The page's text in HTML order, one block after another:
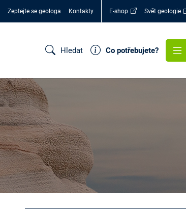
Zeptejte se geologa Kontakty E-shop Svět geologie
Hledat Co potřebujete?